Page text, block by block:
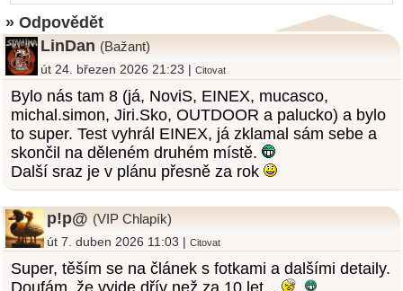
» Odpovědět
LinDan (Bažant)
út 24. březen 2026 21:23 |Citovat
Bylo nás tam 8 (já, NoviS, EINEX, mucasco,
michal.simon, Jiri.Sko, OUTDOOR a palucko) a bylo
to super. Test vyhrál EINEX, já zklamal sám sebe a
skončil na děleném druhém místě.
Další sraz je v plánu přesně za rok
p!p@ (VIP Chlapík)
út 7. duben 2026 11:03 |Citovat
Super, těším se na článek s fotkami a dalšími detaily.